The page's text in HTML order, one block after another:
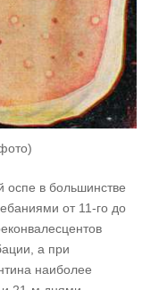
оспе в большинстве
от 11-го до
а при
наиболее